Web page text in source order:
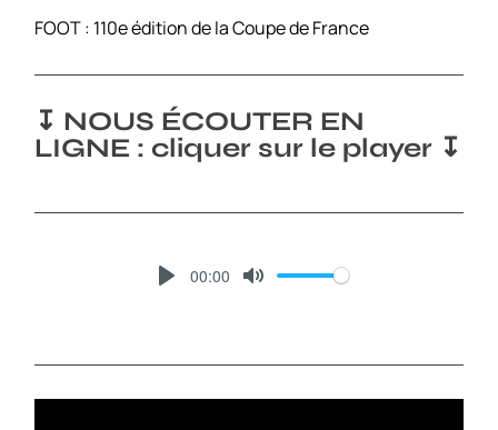
FOOT : 110e édition de la Coupe de France
↧ NOUS ÉCOUTER EN
LIGNE : cliquer sur le player ↧
A
00:00
T